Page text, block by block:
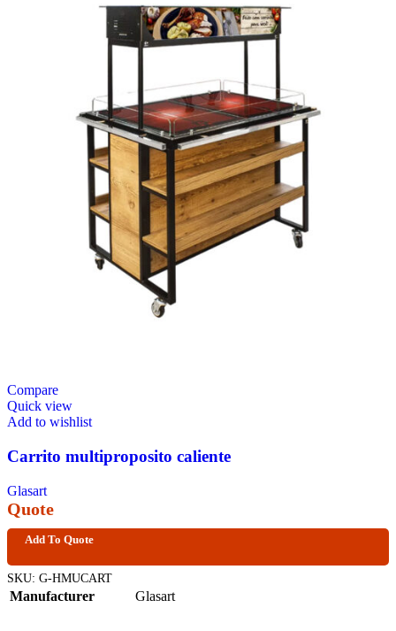
Compare
Quick view
Add to wishlist
Carrito multiproposito caliente
Glasart
Quote
Add To Quote
SKU: G-HMUCART
Manufacturer Glasart